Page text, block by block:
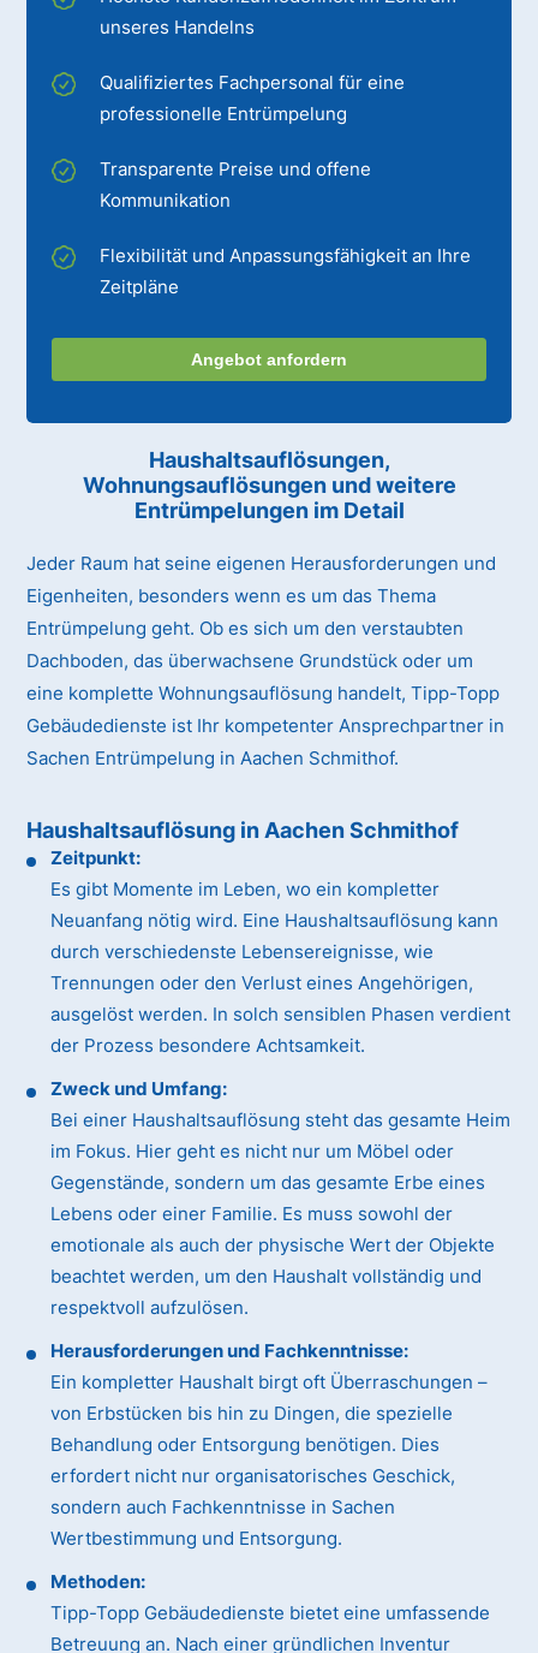
unseres Handelns
Qualifiziertes Fachpersonal für eine
professionelle Entrümpelung
Transparente Preise und offene
Kommunikation
Flexibilität und Anpassungsfähigkeit an Ihre
Zeitpläne
Angebot anfordern
Haushaltsauflösungen,
Wohnungsauflösungen und weitere
Entrümpelungen im Detail
Jeder Raum hat seine eigenen Herausforderungen und
Eigenheiten, besonders wenn es um das Thema
Entrümpelung geht. Ob es sich um den verstaubten
Dachboden, das überwachsene Grundstück oder um
eine komplette Wohnungsauflösung handelt, Tipp-Topp
Gebäudedienste ist Ihr kompetenter Ansprechpartner in
Sachen Entrümpelung in Aachen Schmithof.
Haushaltsauflösung in Aachen Schmithof
Zeitpunkt:
Es gibt Momente im Leben, wo ein kompletter
Neuanfang nötig wird. Eine Haushaltsauflösung kann
durch verschiedenste Lebensereignisse, wie
Trennungen oder den Verlust eines Angehörigen,
ausgelöst werden. In solch sensiblen Phasen verdient
der Prozess besondere Achtsamkeit.
Zweck und Umfang:
Bei einer Haushaltsauflösung steht das gesamte Heim
im Fokus. Hier geht es nicht nur um Möbel oder
Gegenstände, sondern um das gesamte Erbe eines
Lebens oder einer Familie. Es muss sowohl der
emotionale als auch der physische Wert der Objekte
beachtet werden, um den Haushalt vollständig und
respektvoll aufzulösen.
Herausforderungen und Fachkenntnisse:
Ein kompletter Haushalt birgt oft Überraschungen –
von Erbstücken bis hin zu Dingen, die spezielle
Behandlung oder Entsorgung benötigen. Dies
erfordert nicht nur organisatorisches Geschick,
sondern auch Fachkenntnisse in Sachen
Wertbestimmung und Entsorgung.
Methoden:
Tipp-Topp Gebäudedienste bietet eine umfassende
Betreuung an. Nach einer gründlichen Inventur